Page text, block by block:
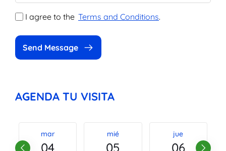
I agree to the Terms and Conditions.
Send Message
AGENDA TU VISITA
mar
04
mié
05
jue
06